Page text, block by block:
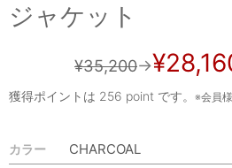
ジャケット
¥35,200→
獲得ポイントは 256 point です。※会員
カラー